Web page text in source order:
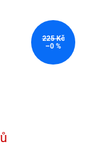
225 Kč
–0 %